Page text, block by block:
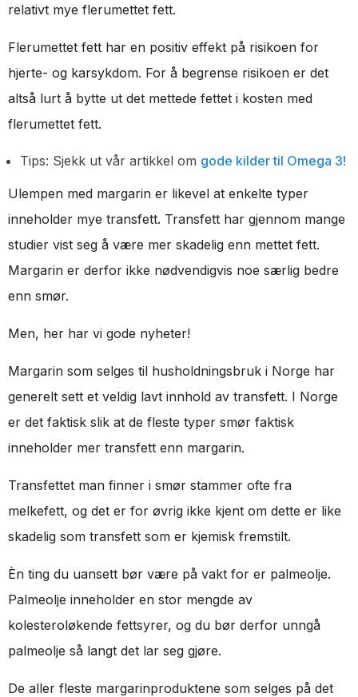
relativt mye flerumettet fett.
Flerumettet fett har en positiv effekt på risikoen for
hjerte- og karsykdom. For å begrense risikoen er det
altså lurt å bytte ut det mettede fettet i kosten med
flerumettet fett.
Tips: Sjekk ut vår artikkel om gode kilder til Omega 3!
Ulempen med margarin er likevel at enkelte typer
inneholder mye transfett. Transfett har gjennom mange
studier vist seg å være mer skadelig enn mettet fett.
Margarin er derfor ikke nødvendigvis noe særlig bedre
enn smør.
Men, her har vi gode nyheter!
Margarin som selges til husholdningsbruk i Norge har
generelt sett et veldig lavt innhold av transfett. I Norge
er det faktisk slik at de fleste typer smør faktisk
inneholder mer transfett enn margarin.
Transfettet man finner i smør stammer ofte fra
melkefett, og det er for øvrig ikke kjent om dette er like
skadelig som transfett som er kjemisk fremstilt.
Èn ting du uansett bør være på vakt for er palmeolje.
Palmeolje inneholder en stor mengde av
kolesteroløkende fettsyrer, og du bør derfor unngå
palmeolje så langt det lar seg gjøre.
De aller fleste margarinproduktene som selges på det